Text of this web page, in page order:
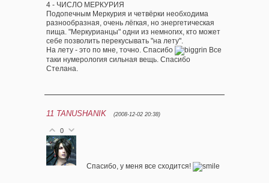
4 - ЧИСЛО МЕРКУРИЯ
Подопечным Меркурия и четвёрки необходима
разнообразная, очень лёгкая, но энергетическая
пища. "Меркурианцы" одни из немногих, кто может
себе позволить перекусывать "на лету".
На лету - это по мне, точно. Спасибо
Все
таки нумерология сильная вещь. Спасибо
Стелана.
11 TANUSHANIK (2008-12-02 20:38)
0
Спасибо, у меня все сходится!